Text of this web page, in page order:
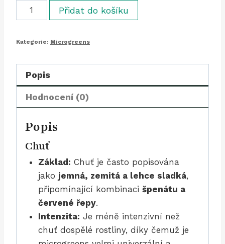
Mangold
žlutý
/
Yellow
Leaves
(25
množství
Přidat do košíku
Kategorie: Microgreens
Popis
Hodnocení (0)
Popis
Chuť
Základ: Chuť je často popisována
jako jemná, zemitá a lehce sladká,
připomínající kombinaci špenátu a
červené řepy.
Intenzita: Je méně intenzivní než
chuť dospělé rostliny, díky čemuž je